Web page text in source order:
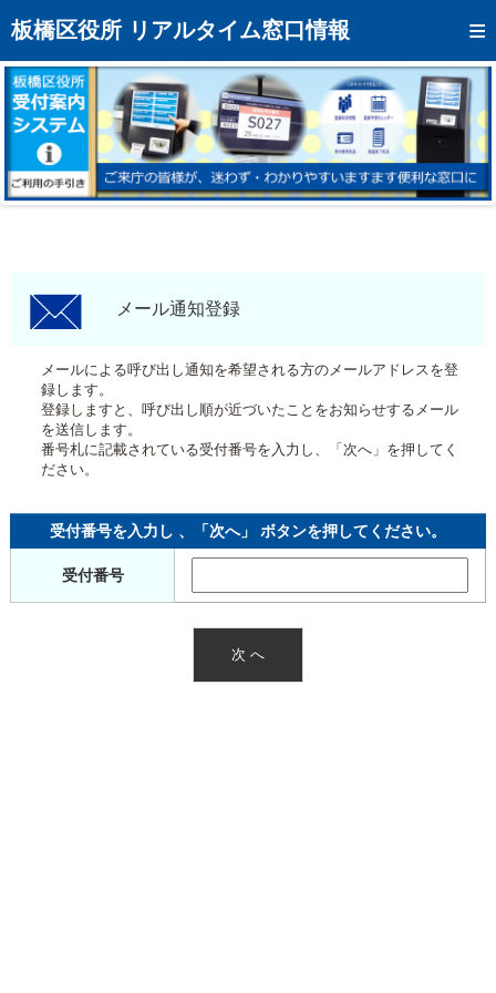
板橋区役所 リアルタイム窓口情報
トップページへ
混雑予想カレンダー
リアルタイム混雑状況
リアルタイム受付番号状況
メール通知登録
モバイルサイト
区役所フロアマップ
メール通知登録
メールによる呼び出し通知を希望される方のメールアドレスを登
録します。
登録しますと、呼び出し順が近づいたことをお知らせするメール
を送信します。
番号札に記載されている受付番号を入力し、「次へ」を押してく
ださい。
受付番号を入力し 、「次へ」 ボタンを押してください。
受付番号